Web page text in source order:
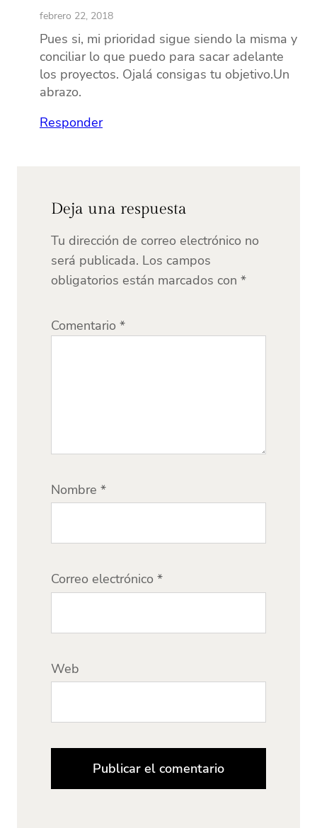
febrero 22, 2018
Pues si, mi prioridad sigue siendo la misma y
conciliar lo que puedo para sacar adelante
los proyectos. Ojalá consigas tu objetivo.Un
abrazo.
Responder
Deja una respuesta
Tu dirección de correo electrónico no
será publicada. Los campos
obligatorios están marcados con *
Comentario *
Nombre *
Correo electrónico *
Web